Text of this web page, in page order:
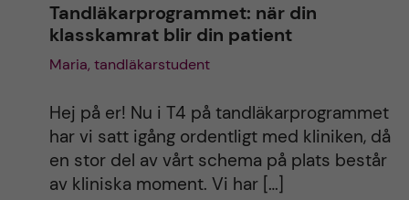
Tandläkarprogrammet: när din
klasskamrat blir din patient
Maria, tandläkarstudent
Hej på er! Nu i T4 på tandläkarprogrammet
har vi satt igång ordentligt med kliniken, då
en stor del av vårt schema på plats består
av kliniska moment. Vi har […]